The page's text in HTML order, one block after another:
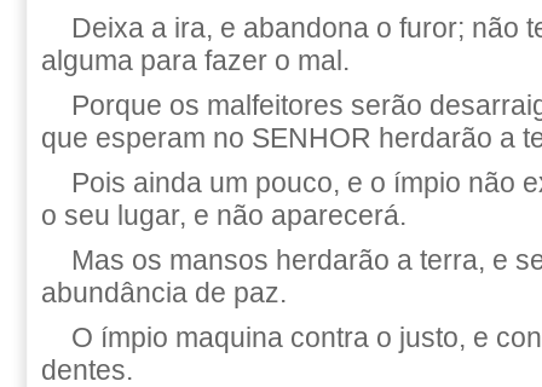
Deixa a ira, e abandona o furor; não
alguma para fazer o mal.
Porque os malfeitores serão
que esperam no SENHOR herdarão a
Pois ainda um pouco, e o ímpio não
o seu lugar, e não aparecerá.
Mas os mansos herdarão a terra, e
abundância de paz.
O ímpio maquina contra o justo, e
dentes.